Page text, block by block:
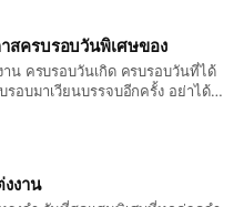
สครบรอบวันพิเศษของ
าน ครบรอบวันเกิด ครบรอบวันที่ได้
รอบมาเวียนบรรจบอีกครั้ง อย่าได้
งาน